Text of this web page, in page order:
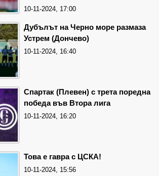
10-11-2024, 17:00
Дубълът на Черно море размаза
Устрем (Дончево)
10-11-2024, 16:40
Спартак (Плевен) с трета поредна
победа във Втора лига
10-11-2024, 16:20
Това е гавра с ЦСКА!
10-11-2024, 15:56